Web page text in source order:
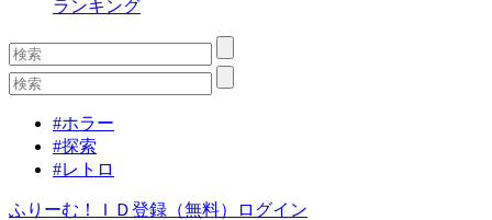
ランキング
#ホラー
#探索
#レトロ
ふりーむ！ＩＤ登録（無料） ログイン